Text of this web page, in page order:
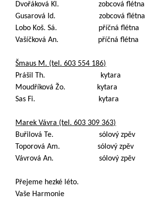
Dvořáková Kl. zobcová flétna
Gusarová Id. zobcová flétna
Lobo Koš. Sá. příčná flétna
Vašíčková An. příčná flétna
Šmaus M. (tel. 603 554 186)
Prášil Th. kytara
Moudříková Žo. kytara
Sas Fi. kytara
Marek Vávra (tel. 603 309 363)
Buřilová Te. sólový zpěv
Toporová Am. sólový zpěv
Vávrová An. sólový zpěv
Přejeme hezké léto.
Vaše Harmonie